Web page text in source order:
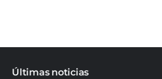
Últimas noticias